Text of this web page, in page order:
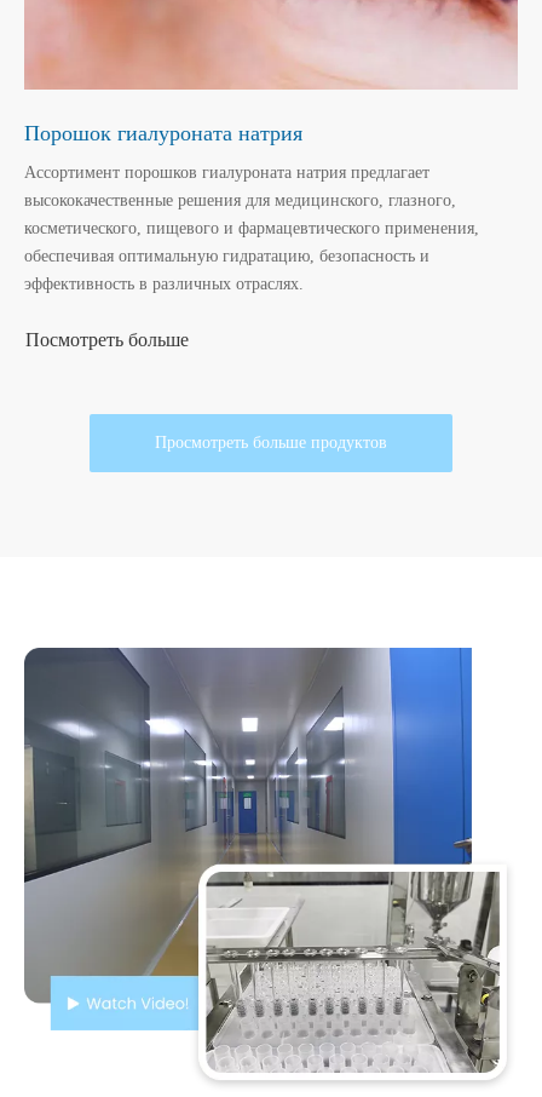
Порошок гиалуроната натрия
Ассортимент порошков гиалуроната натрия предлагает
высококачественные решения для медицинского, глазного,
косметического, пищевого и фармацевтического применения,
обеспечивая оптимальную гидратацию, безопасность и
эффективность в различных отраслях.
Посмотреть больше
Просмотреть больше продуктов